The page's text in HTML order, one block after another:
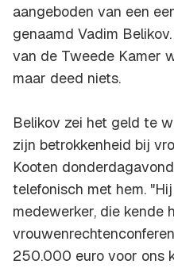
aangeboden van een
genaamd Vadim
van de Tweede Kamer
maar deed niets.
Belikov zei het geld te
zijn betrokkenheid bij
Kooten
telefonisch met hem.
medewerker, die kende
250.000 euro voor ons